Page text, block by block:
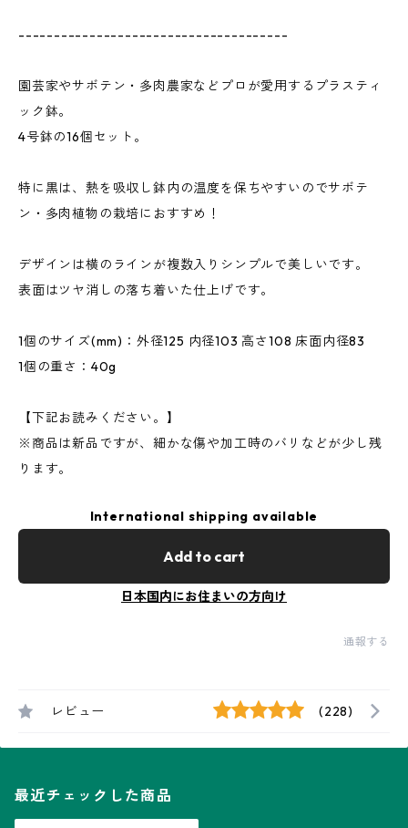
--------------------------------------
園芸家やサボテン・多肉農家などプロが愛用するプラスティ
ック鉢。
4号鉢の16個セット。
特に黒は、熱を吸収し鉢内の温度を保ちやすいのでサボテ
ン・多肉植物の栽培におすすめ！
デザインは横のラインが複数入りシンプルで美しいです。
表面はツヤ消しの落ち着いた仕上げです。
1個のサイズ(mm)：外径125 内径103 高さ108 床面内径83
1個の重さ：40g
【下記お読みください。】
※商品は新品ですが、細かな傷や加工時のバリなどが少し残
ります。
International shipping available
Add to cart
日本国内にお住まいの方向け
通報する
レビュー (228)
最近チェックした商品